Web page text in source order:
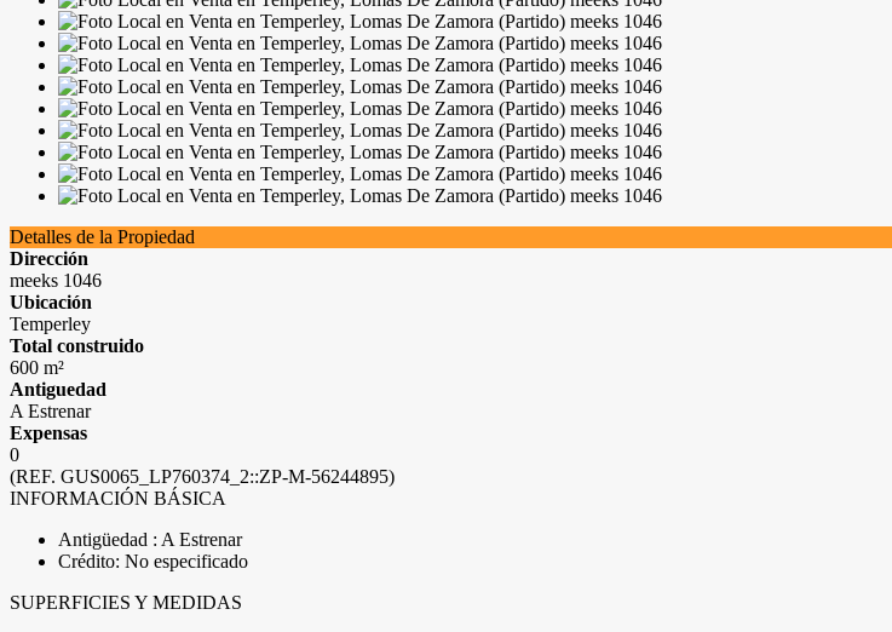
Detalles de la Propiedad
Dirección
meeks 1046
Ubicación
Temperley
Total construido
600 m²
Antiguedad
A Estrenar
Expensas
0
(REF. GUS0065_LP760374_2::ZP-M-56244895)
INFORMACIÓN BÁSICA
Antigüedad : A Estrenar
Crédito: No especificado
SUPERFICIES Y MEDIDAS